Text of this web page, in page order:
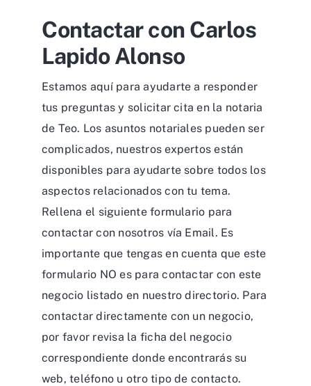
Contactar con Carlos
Lapido Alonso
Estamos aquí para ayudarte a responder
tus preguntas y solicitar cita en la notaria
de Teo. Los asuntos notariales pueden ser
complicados, nuestros expertos están
disponibles para ayudarte sobre todos los
aspectos relacionados con tu tema.
Rellena el siguiente formulario para
contactar con nosotros vía Email. Es
importante que tengas en cuenta que este
formulario NO es para contactar con este
negocio listado en nuestro directorio. Para
contactar directamente con un negocio,
por favor revisa la ficha del negocio
correspondiente donde encontrarás su
web, teléfono u otro tipo de contacto.